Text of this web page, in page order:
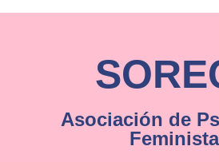
Asociación de